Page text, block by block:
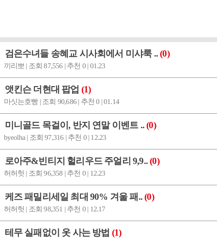
검은수녀들 송혜교 시사회에서 미샤룩 ..(0)
끼리뽀 | 조회 87,556 | 추천 0 | 01.23
앳킨슨 더현대 팝업 (1)
마싯는호빵 | 조회 90,686 | 추천 0 | 01.14
미니골드 목걸이, 반지 연말 이벤트 ..(0)
byeolha | 조회 97,316 | 추천 0 | 12.23
로아주&빈티지 헐리우드 주얼리 9,9..(0)
허허헛 | 조회 96,358 | 추천 0 | 12.23
케즈 패밀리세일 최대 90% 겨울 패..(0)
허허헛 | 조회 98,351 | 추천 0 | 12.17
테무 실패없이 옷 사는 방법 (1)